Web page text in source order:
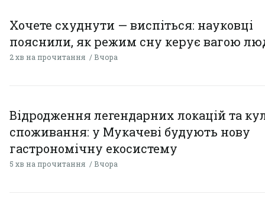
Хочете схуднути — виспіться: науковці
пояснили, як режим сну керує вагою
2 хв на прочитання Вчора
Відродження легендарних локацій та
споживання: у Мукачеві будують нову
гастрономічну екосистему
5 хв на прочитання Вчора